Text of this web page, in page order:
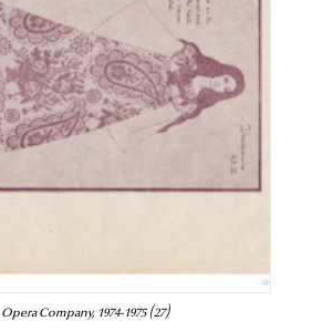
Company, 1974-1975 (27)